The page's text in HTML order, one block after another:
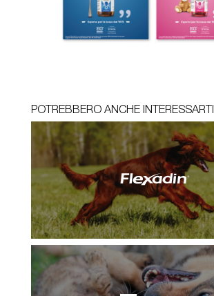
POTREBBERO ANCHE INTERESSARTI